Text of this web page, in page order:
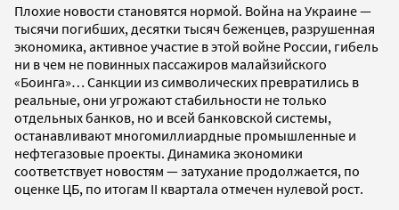
Плохие новости становятся нормой. Война на Украине —
тысячи погибших, десятки тысяч беженцев, разрушенная
экономика, активное участие в этой войне России, гибель
ни в чем не повинных пассажиров малайзийского
«Боинга»… Санкции из символических превратились в
реальные, они угрожают стабильности не только
отдельных банков, но и всей банковской системы,
останавливают многомиллиардные промышленные и
нефтегазовые проекты. Динамика экономики
соответствует новостям — затухание продолжается, по
оценке ЦБ, по итогам II квартала отмечен нулевой рост.